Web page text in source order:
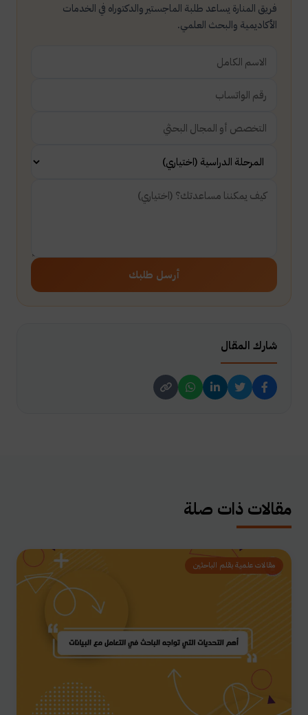
فريق المنارة يساعد طلبة الماجستير والدكتوراه في الخدمات
الأكاديمية والبحث العلمي.
أرسل طلبك
شارك المقال
مقالات ذات صلة
مقالات علمية بقلم الباحثين